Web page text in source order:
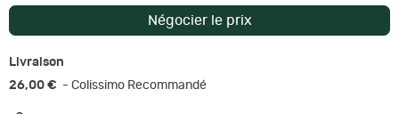
Négocier le prix
Livraison
26,00 € - Colissimo Recommandé